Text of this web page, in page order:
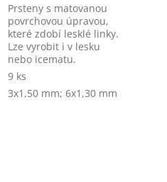
Prsteny s matovanou
povrchovou úpravou,
které zdobí lesklé linky.
Lze vyrobit i v lesku
nebo icematu.
9 ks
3x1,50 mm; 6x1,30 mm